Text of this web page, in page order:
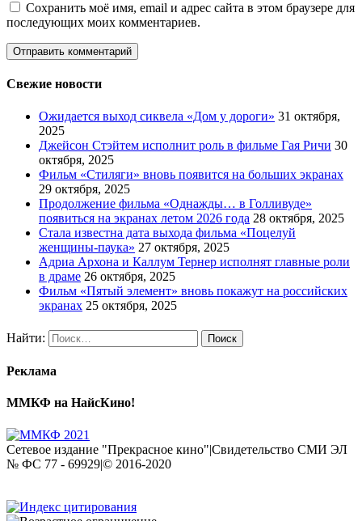
Сохранить моё имя, email и адрес сайта в этом браузере для
последующих моих комментариев.
Свежие новости
Ожидается выход сиквела «Дом у дороги» 31 октября,
2025
Джейсон Стэйтем исполнит роль в фильме Гая Ричи 30
октября, 2025
Фильм «Стиляги» вновь появится на больших экранах
29 октября, 2025
Продолжение фильма «Однажды… в Голливуде»
появиться на экранах летом 2026 года 28 октября, 2025
Стала известна дата выхода фильма «Поцелуй
женщины-паука» 27 октября, 2025
Адриа Архона и Каллум Тернер исполнят главные роли
в драме 26 октября, 2025
Фильм «Пятый элемент» вновь покажут на российских
экранах 25 октября, 2025
Найти:
Реклама
ММКФ на НайсКино!
Сетевое издание "Прекрасное кино"|Свидетельство СМИ ЭЛ
№ ФС 77 - 69929|© 2016-2020